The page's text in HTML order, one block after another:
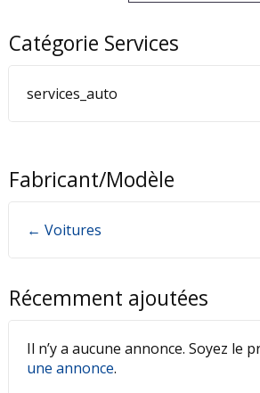
Catégorie Services
services_auto
Fabricant/Modèle
← Voitures
Récemment ajoutées
Il n’y a aucune annonce. Soyez le
une annonce.